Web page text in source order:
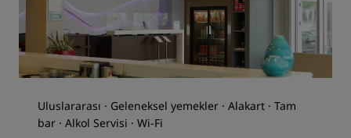
Uluslararası · Geleneksel yemekler · Alakart · Tam
bar · Alkol Servisi · Wi-Fi